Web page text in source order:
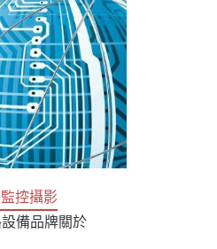
控攝影
備品牌關於